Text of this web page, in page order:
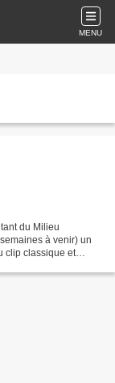
MENU
du Milieu
à venir) un
clip classique et